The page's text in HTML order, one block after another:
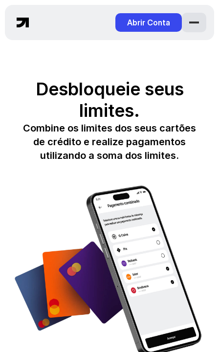
Abrir Conta
Desbloqueie seus
limites.
Combine os limites dos seus cartões
de crédito e realize pagamentos
utilizando a soma dos limites.